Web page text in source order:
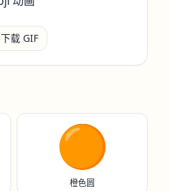
下载 GIF
🟠
橙色圆